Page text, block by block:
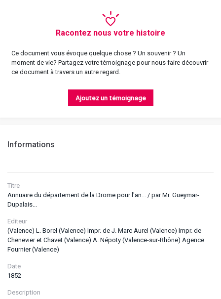
Informations
Titre
Annuaire du département de la Drome pour l'an... / par Mr. Gueymar-
Dupalais...
Editeur
(Valence) L. Borel (Valence) Impr. de J. Marc Aurel (Valence) Impr. de
Chenevier et Chavet (Valence) A. Népoty (Valence-sur-Rhône) Agence
Fournier (Valence)
Date
1852
Description
Racontez nous votre histoire
Ce document vous évoque quelque chose ? Un souvenir ? Un
moment de vie? Partagez votre témoignage pour nous faire découvrir
ce document à travers un autre regard.
Ajoutez un témoignage